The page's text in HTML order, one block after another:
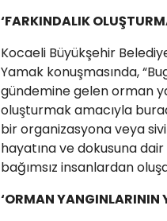
‘FARKINDALIK
Kocaeli Büyükşehir
Yamak konuşmasında,
gündemine gelen orman
oluşturmak amacıyla
bir organizasyona veya
hayatına ve dokusuna
bağımsız insanlardan
‘ORMAN YANGINLARININ